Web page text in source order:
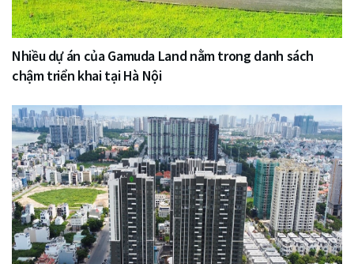
Nhiều dự án của Gamuda Land nằm trong danh sách
chậm triển khai tại Hà Nội